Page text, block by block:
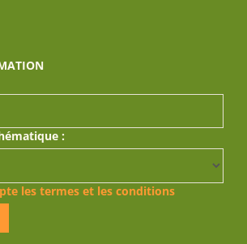
:
les termes et les conditions